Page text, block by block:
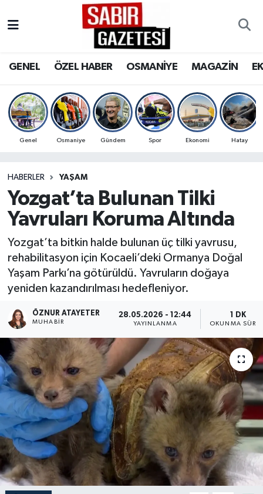
GENEL ÖZEL HABER OSMANİYE MAGAZİN
Genel Osmaniye Gündem Spor Ekonomi Hatay
HABERLER YAŞAM
Yozgat’ta Bulunan Tilki
Yavruları Koruma Altında
Yozgat’ta bitkin halde bulunan üç tilki yavrusu,
rehabilitasyon için Kocaeli’deki Ormanya Doğal
Yaşam Parkı’na götürüldü. Yavruların doğaya
yeniden kazandırılması hedefleniyor.
ÖZNUR ATAYETER
MUHABIR
28.05.2026 - 12:44
YAYINLANMA
1 DK
OKUNMA
OSMANİYE
MAGAZİN
SPOR
RESMİ İLANLAR
Osmaniye Nöbetçi Eczaneler
Osmaniye Trafik Yoğunluk Haritası
Süper Lig Puan Durumu ve Fikstür
Son Dakika Haberleri
Haber Arşivi